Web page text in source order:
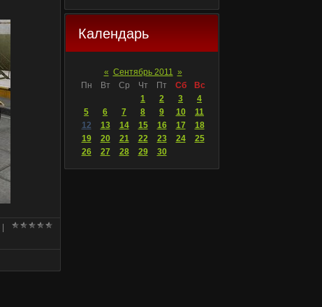
Календарь
« Сентябрь 2011 »
Пн
Вт Ср Чт Пт Сб
Вс
1
2 3
4
5
6 7 8 9 10
11
12
13 14 15 16 17
18
19
20 21 22 23 24
25
26
27 28 29 30